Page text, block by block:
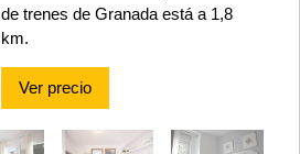
de trenes de Granada está a 1,8
km.
Ver precio